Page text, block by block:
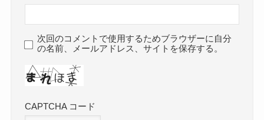
次回のコメントで使用するためブラウザーに自分
の名前、メールアドレス、サイトを保存する。
CAPTCHA コード